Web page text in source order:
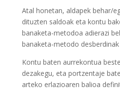
Atal honetan, aldapek behar/
dituzten saldoak eta kontu
banaketa-metodoa adierazi
banaketa-metodo
Kontu baten aurrekontua
dezakegu, eta portzentaje
arteko erlazioaren balioa